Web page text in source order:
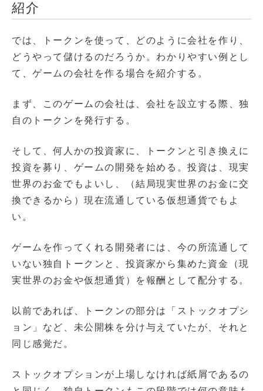
紹介
では、トークンを使って、どのように会社を作り、
どうやって儲けるのだろうか。わかりやすい例とし
て、ゲームの会社を作る場合を紹介する。
まず、このゲームの会社は、会社を設立する際、独
自のトークンを発行する。
そして、何人かの投資家に、トークンと引き換えに
投資を募り、ゲームの開発を始める。投資は、現実
世界のお金でもよいし、（結局現実世界のお金に交
換できるから）現在流通している仮想通貨でもよ
い。
ゲームを作ってくれる開発者には、今の所流通して
いない独自トークンと、投資家から集めた資金（現
実世界のお金や仮想通貨）を報酬として配分する。
以前であれば、トークンの部分は「ストックオプシ
ョン」など、未公開株を分け与えていたが、それと
同じ感覚だ。
ストックオプションが上場しなければ紙屑であるの